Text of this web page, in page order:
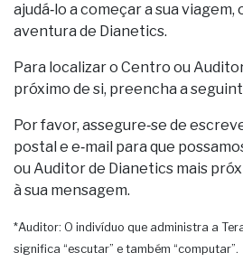
ajudá‑lo a começar a sua viagem,
aventura de Dianetics.
Para localizar o Centro ou
próximo de si, preencha a
Por favor, assegure‑se de
postal e e‑mail para que
ou Auditor de Dianetics mais
à sua mensagem.
*Auditor: O indivíduo que administra a
significa “escutar” e também “computar”.